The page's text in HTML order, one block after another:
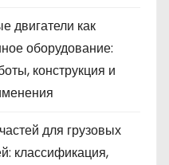
двигатели как
оборудование:
конструкция и
для грузовых
классификация,